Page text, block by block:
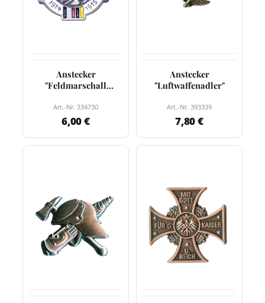
Anstecker
"Feldmarschall
Art.-Nr. 334730
6,00 €
Anstecker
"Luftwaffenadler"
Art.-Nr. 393339
7,80 €